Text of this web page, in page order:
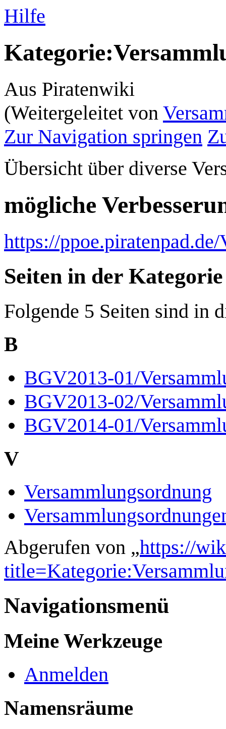
Hilfe
Kategorie:
Aus Piratenwiki
(Weitergeleitet von
Zur Navigation springen
Übersicht über diverse
mögliche
https://
Seiten in der
Folgende 5 Seiten sind in
B
BGV2013-01/
BGV2013-02/
BGV2014-01/
V
Versammlungsordnung
Abgerufen von „https://
Navigationsmenü
Meine Werkzeuge
Anmelden
Namensräume